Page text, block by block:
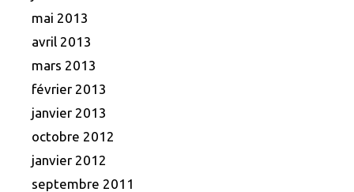
mai 2013
avril 2013
mars 2013
février 2013
janvier 2013
octobre 2012
janvier 2012
septembre 2011